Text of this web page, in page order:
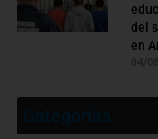
del
en